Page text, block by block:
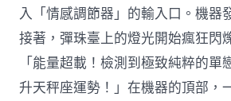
入「情感調節器」的輸入口。機器
接著，彈珠臺上的燈光開始瘋狂閃
「能量超載！檢測到極致純粹的單
升天秤座運勢！」在機器的頂部，